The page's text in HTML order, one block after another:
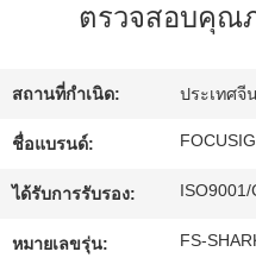
ควบคุม
คุณภาพ
ตรวจสอบคุณ
สถานที่กำเนิด: ประเทศจี
ชื่อแบรนด์:
ได้รับการรับรอง: ISO9001/
หมายเลขรุ่น: FS-